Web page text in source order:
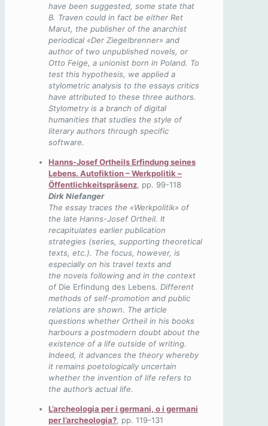
have been suggested, some state that
B. Traven could in fact be either Ret
Marut, the publisher of the anarchist
periodical «Der Ziegelbrenner» and
author of two unpublished novels, or
Otto Feige, a unionist born in Poland. To
test this hypothesis, we applied a
stylometric analysis to the essays critics
have attributed to these three authors.
Stylometry is a branch of digital
humanities that studies the style of
literary authors through specific
software.
Hanns-Josef Ortheils Erfindung seines
Lebens. Autofiktion – Werkpolitik –
Öffentlichkeitspräsenz, pp. 99-118
Dirk Niefanger
The essay traces the «Werkpolitik» of
the late Hanns-Josef Ortheil. It
recapitulates earlier publication
strategies (series, supporting theoretical
texts, etc.). The focus, however, is
especially on his travel texts and
the novels following and in the context
ofDie Erfindung des Lebens. Different
methods of self-promotion and public
relations are shown. The article
questions whether Ortheil in his books
harbours a postmodern doubt about the
existence of a life outside of writing.
Indeed, it advances the theory whereby
it remains poetologically uncertain
whether the invention of life refers to
the author’s actual life.
L’archeologia per i germani, o i germani
per l’archeologia?, pp. 119-131